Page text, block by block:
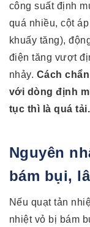
công suất định
quá nhiều, cột
khuấy tăng),
điện tăng vượt
nhảy. Cách
với dòng định
tục thì là quá tải.
Nguyên
bám bụi,
Nếu quạt tản
nhiệt vỏ bị bám